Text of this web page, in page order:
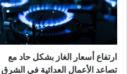
ارتفاع أسعار الغاز بشكل حاد مع
تصاعد الأعمال العدائية في الشرق